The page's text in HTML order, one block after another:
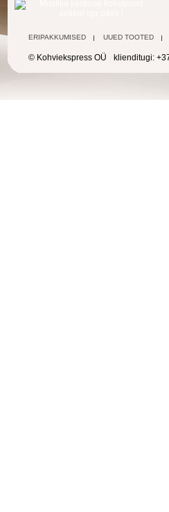
ERIPAKKUMISED UUED TOOTED
© Kohviekspress OÜ klienditugi: